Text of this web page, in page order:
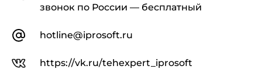
звонок по России — бесплатный
hotline@iprosoft.ru
https://vk.ru/tehexpert_iprosoft